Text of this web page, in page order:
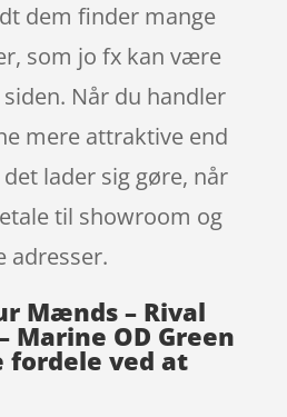
dem finder mange
som jo fx kan være
Når du handler
mere attraktive end
lader sig gøre, når
til showroom og
adresser.
Mænds – Rival
Marine OD Green
fordele ved at